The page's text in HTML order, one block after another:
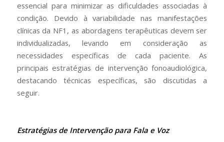
essencial para minimizar as dificuldades associadas à
condição. Devido à variabilidade nas manifestações
clínicas da NF1, as abordagens terapêuticas devem ser
individualizadas, levando em consideração as
necessidades específicas de cada paciente. As
principais estratégias de intervenção fonoaudiológica,
destacando técnicas específicas, são discutidas a
seguir.
Estratégias de Intervenção para Fala e Voz